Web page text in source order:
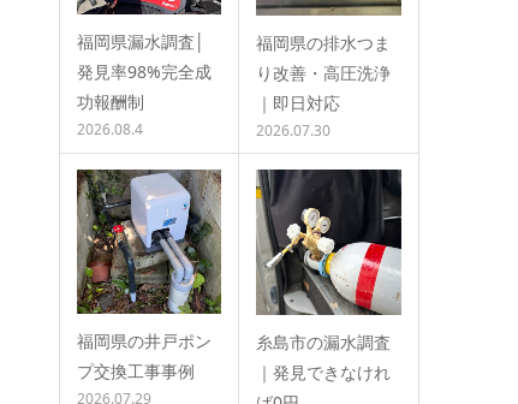
福岡県漏水調査│
発見率98%完全成
功報酬制
2026.08.4
福岡県の排水つま
り改善・高圧洗浄
｜即日対応
2026.07.30
福岡県の井戸ポン
プ交換工事事例
2026.07.29
糸島市の漏水調査
｜発見できなけれ